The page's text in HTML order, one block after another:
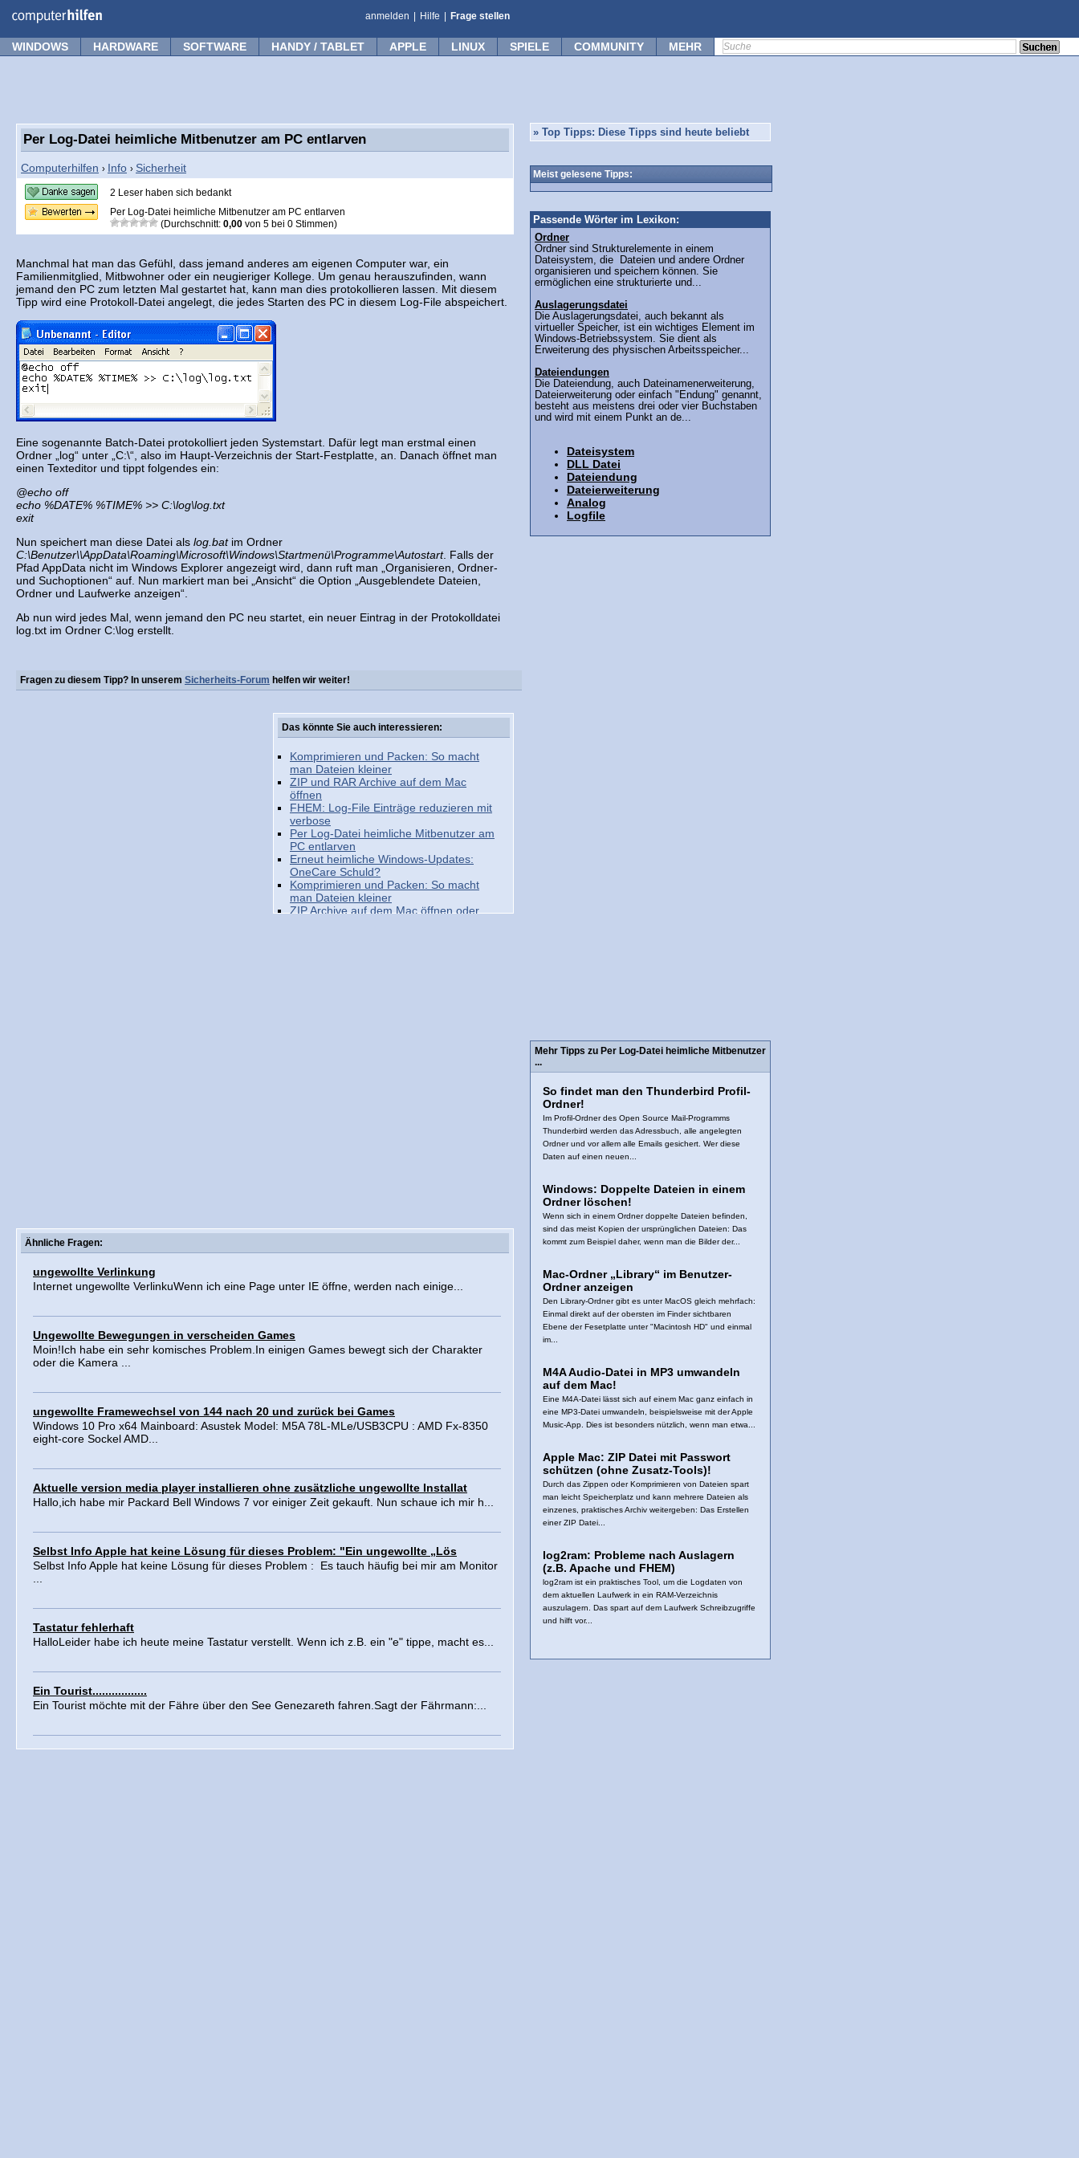
anmelden Hilfe Frage stellen
WINDOWS HARDWARE SOFTWARE HANDY / TABLET APPLE LINUX SPIELE COMMUNITY MEHR
Per Log-Datei heimliche Mitbenutzer am PC entlarven
Computerhilfen › Info › Sicherheit
2 Leser haben sich bedankt
Per Log-Datei heimliche Mitbenutzer am PC entlarven
(Durchschnitt: 0,00 von 5 bei 0 Stimmen)
Manchmal hat man das Gefühl, dass jemand anderes am eigenen Computer war, ein
Familienmitglied, Mitbwohner oder ein neugieriger Kollege. Um genau herauszufinden, wann
jemand den PC zum letzten Mal gestartet hat, kann man dies protokollieren lassen. Mit diesem
Tipp wird eine Protokoll-Datei angelegt, die jedes Starten des PC in diesem Log-File abspeichert.
Eine sogenannte Batch-Datei protokolliert jeden Systemstart. Dafür legt man erstmal einen
Ordner „log“ unter „C:\“, also im Haupt-Verzeichnis der Start-Festplatte, an. Danach öffnet man
einen Texteditor und tippt folgendes ein:
@echo off
echo %DATE% %TIME% >> C:\log\log.txt
exit
Nun speichert man diese Datei als log.batim Ordner
C:\Benutzer\\AppData\Roaming\Microsoft\Windows\Startmenü\Programme\Autostart. Falls der
Pfad AppData nicht im Windows Explorer angezeigt wird, dann ruft man „Organisieren, Ordner-
und Suchoptionen“ auf. Nun markiert man bei „Ansicht“ die Option „Ausgeblendete Dateien,
Ordner und Laufwerke anzeigen“.
Ab nun wird jedes Mal, wenn jemand den PC neu startet, ein neuer Eintrag in der Protokolldatei
log.txt im Ordner C:\log erstellt.
Fragen zu diesem Tipp? In unserem Sicherheits-Forum helfen wir weiter!
Das könnte Sie auch interessieren:
Komprimieren und Packen: So macht
man Dateien kleiner
ZIP und RAR Archive auf dem Mac
öffnen
FHEM: Log-File Einträge reduzieren mit
verbose
Per Log-Datei heimliche Mitbenutzer am
PC entlarven
Erneut heimliche Windows-Updates:
OneCare Schuld?
Komprimieren und Packen: So macht
man Dateien kleiner
ZIP Archive auf dem Mac öffnen oder
Ähnliche Fragen:
ungewollte Verlinkung
Internet ungewollte VerlinkuWenn ich eine Page unter IE öffne, werden nach einige...
Ungewollte Bewegungen in verscheiden Games
Moin!Ich habe ein sehr komisches Problem.In einigen Games bewegt sich der Charakter
oder die Kamera ...
ungewollte Framewechsel von 144 nach 20 und zurück bei Games
Windows 10 Pro x64 Mainboard: Asustek Model: M5A 78L-MLe/USB3CPU : AMD Fx-8350
eight-core Sockel AMD...
Aktuelle version media player installieren ohne zusätzliche ungewollte Installat
Hallo,ich habe mir Packard Bell Windows 7 vor einiger Zeit gekauft. Nun schaue ich mir h...
Selbst Info Apple hat keine Lösung für dieses Problem: "Ein ungewollte „Lös
Selbst Info Apple hat keine Lösung für dieses Problem : Es tauch häufig bei mir am Monitor
Tastatur fehlerhaft
HalloLeider habe ich heute meine Tastatur verstellt. Wenn ich z.B. ein "e" tippe, macht es...
Ein Tourist.................
Ein Tourist möchte mit der Fähre über den See Genezareth fahren.Sagt der Fährmann:...
» Top Tipps: Diese Tipps sind heute beliebt
Meist gelesene Tipps:
Passende Wörter im Lexikon:
Ordner
Ordner sind Strukturelemente in einem
Dateisystem, die Dateien und andere Ordner
organisieren und speichern können. Sie
ermöglichen eine strukturierte und...
Auslagerungsdatei
Die Auslagerungsdatei, auch bekannt als
virtueller Speicher, ist ein wichtiges Element im
Windows-Betriebssystem. Sie dient als
Erweiterung des physischen Arbeitsspeicher...
Dateiendungen
Die Dateiendung, auch Dateinamenerweiterung,
Dateierweiterung oder einfach "Endung" genannt,
besteht aus meistens drei oder vier Buchstaben
und wird mit einem Punkt an de...
Dateisystem
DLL Datei
Dateiendung
Dateierweiterung
Analog
Logfile
Mehr Tipps zu Per Log-Datei heimliche Mitbenutzer
...
So findet man den Thunderbird Profil-
Ordner!
Im Profil-Ordner des Open Source Mail-Programms
Thunderbird werden das Adressbuch, alle angelegten
Ordner und vor allem alle Emails gesichert. Wer diese
Daten auf einen neuen...
Windows: Doppelte Dateien in einem
Ordner löschen!
Wenn sich in einem Ordner doppelte Dateien befinden,
sind das meist Kopien der ursprünglichen Dateien: Das
kommt zum Beispiel daher, wenn man die Bilder der...
Mac-Ordner „Library“ im Benutzer-
Ordner anzeigen
Den Library-Ordner gibt es unter MacOS gleich mehrfach:
Einmal direkt auf der obersten im Finder sichtbaren
Ebene der Fesetplatte unter "Macintosh HD" und einmal
im...
M4A Audio-Datei in MP3 umwandeln
auf dem Mac!
Eine M4A-Datei lässt sich auf einem Mac ganz einfach in
eine MP3-Datei umwandeln, beispielsweise mit der Apple
Music-App. Dies ist besonders nützlich, wenn man etwa...
Apple Mac: ZIP Datei mit Passwort
schützen (ohne Zusatz-Tools)!
Durch das Zippen oder Komprimieren von Dateien spart
man leicht Speicherplatz und kann mehrere Dateien als
einzenes, praktisches Archiv weitergeben: Das Erstellen
einer ZIP Datei...
log2ram: Probleme nach Auslagern
(z.B. Apache und FHEM)
log2ram ist ein praktisches Tool, um die Logdaten von
dem aktuellen Laufwerk in ein RAM-Verzeichnis
auszulagern. Das spart auf dem Laufwerk Schreibzugriffe
und hilft vor...